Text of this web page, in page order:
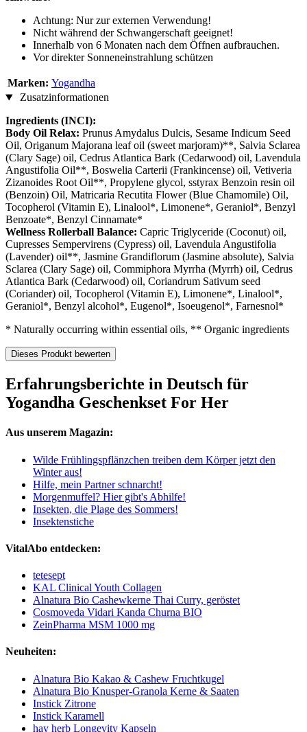
Achtung: Nur zur externen Verwendung!
Nicht während der Schwangerschaft geeignet!
Innerhalb von 6 Monaten nach dem Öffnen aufbrauchen.
Vor direkter Sonneneinstrahlung schützen
Marken: Yogandha
Zusatzinformationen
Ingredients (INCI):
Body Oil Relax: Prunus Amydalus Dulcis, Sesame Indicum Seed
Oil, Origanum Majorana leaf oil (sweet marjoram)**, Salvia Sclarea
(Clary Sage) oil, Cedrus Atlantica Bark (Cedarwood) oil, Lavendula
Angustifolia Oil**, Boswelia Carterii (Frankincense) oil, Vetiveria
Zizanoides Root Oil**, Propylene glycol, sstyrax Benzoin resin oil
(Benzoin) Oil, Matricaria Recutita Flower (Blue Chamomile) Oil,
Tocopherol (Vitamin E), Linalool*, Limonene*, Geraniol*, Benzyl
Benzoate*, Benzyl Cinnamate*
Wellness Rollerball Balance: Capric Triglyceride (Coconut) oil,
Cupresses Sempervirens (Cypress) oil, Lavendula Angustifolia
(Lavender) oil**, Jasmine Grandiflorum (Jasmine absolute), Salvia
Sclarea (Clary Sage) oil, Commiphora Myrrha (Myrrh) oil, Cedrus
Atlantica Bark (Cedarwood) oil, Coriandrum Sativum seed
(Coriander) oil, Tocopherol (Vitamin E), Limonene*, Linalool*,
Geraniol*, Benzyl alcohol*, Eugenol*, Isoeugenol*, Farnesnol*
* Naturally occurring within essential oils, ** Organic ingredients
Dieses Produkt bewerten
Erfahrungsberichte in Deutsch für
Yogandha Geschenkset For Her
Aus unserem Magazin:
Wilde Frühlingspflänzchen treiben dem Körper jetzt den
Winter aus!
Hilfe, mein Partner schnarcht!
Morgenmuffel? Hier gibt's Abhilfe!
Insekten, die Plage des Sommers!
Insektenstiche
VitalAbo entdecken:
tetesept
KAL Clinical Youth Collagen
Alnatura Bio Cashewkerne Thai Curry, geröstet
Cosmoveda Vidari Kanda Churna BIO
ZeinPharma MSM 1000 mg
Neuheiten:
Alnatura Bio Kakao & Cashew Fruchtkugel
Alnatura Bio Knusper-Granola Kerne & Saaten
Instick Zitrone
Instick Karamell
hay herb Longevity Kapseln